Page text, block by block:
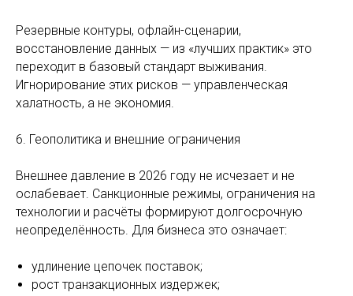
Резервные контуры, офлайн-сценарии,
восстановление данных — из «лучших практик» это
переходит в базовый стандарт выживания.
Игнорирование этих рисков — управленческая
халатность, а не экономия.
6. Геополитика и внешние ограничения
Внешнее давление в 2026 году не исчезает и не
ослабевает. Санкционные режимы, ограничения на
технологии и расчёты формируют долгосрочную
неопределённость. Для бизнеса это означает:
удлинение цепочек поставок;
рост транзакционных издержек;